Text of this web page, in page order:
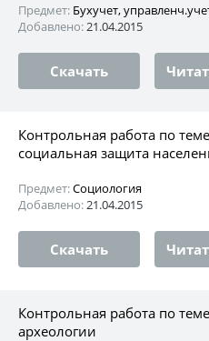
Предмет: Бухучет,
Добавлено:21.04.2015
Скачать
Контрольная работа по
социальная защита
Предмет:Социология
Добавлено:21.04.2015
Скачать
Контрольная работа по
археологии